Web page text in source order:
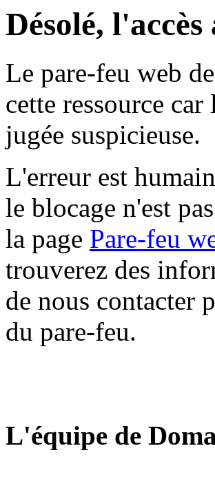
Désolé,
Le pare-feu web
cette ressource
jugée suspicieuse.
L'erreur est
le blocage n'est
la page Pare-feu
trouverez des
de nous contacter
du pare-feu.
L'équipe de